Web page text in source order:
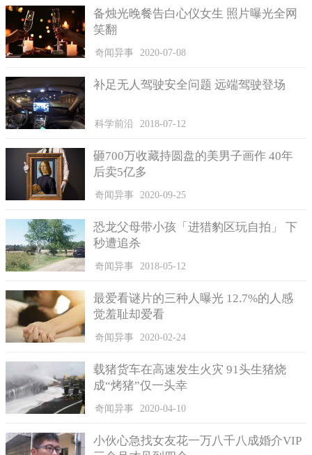
盾她的儿子就可以顺利出来和Tien团圆了。一听到这个消息，Tien
马上就跑回家，按照Tu说的凑齐了剩下的钱，毫不迟疑的给他转
了过去。
但令人意想不到的事情发生了， Tu收了这笔钱之后人就消息
判决入狱6年，她才发现自己上当受骗了。后来Tien费尽千辛万苦
终于联系上了Tu，想让他退回所以的钱，但是被拒绝了。原来Tu
本来就是一个不务正业的人，在收到这笔钱之后很快就被他拿去
在万般无奈之下， Tien只能向警察报案。随后 Tu就被警方正
式逮捕并判刑入狱，但是因为Tu的经济情况特别差，所以这笔钱
已经基本没办法收回来了。
此事在网上曝光之后也引起了网友的热评，其实宠爱自己的
孩子并没有错，每个母亲都是爱自己的孩子的，但是既然犯了错
备烛光晚餐告白心仪女生 照片曝光全网
笑翻
奇闻异事 2020-07-08
补足无人驾驶安全问题 远端驾驶登场
科学前沿 2018-07-12
砸700万收藏持圆盘的美男子画作 40年
后卖5亿多
奇闻异事 2020-09-25
恐龙父母带小孩「进猎豹区玩自拍」 下
秒遭追杀
奇闻异事 2018-05-12
最爱看谜片的三种人曝光 12.7%的人感
觉羞耻却爱看
奇闻异事 2020-02-24
载猪货车在高速发生火灾 91头生猪烧
成“烤猪”仅一头幸
奇闻异事 2020-04-10
小伙心急找女友花一万八千八成婚介VIP